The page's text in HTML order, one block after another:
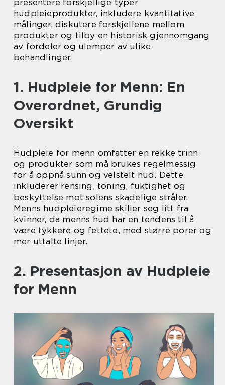
presentere forskjellige typer
hudpleieprodukter, inkludere kvantitative
målinger, diskutere forskjellene mellom
produkter og tilby en historisk gjennomgang
av fordeler og ulemper av ulike
behandlinger.
1. Hudpleie for Menn: En
Overordnet, Grundig
Oversikt
Hudpleie for menn omfatter en rekke trinn
og produkter som må brukes regelmessig
for å oppnå sunn og velstelt hud. Dette
inkluderer rensing, toning, fuktighet og
beskyttelse mot solens skadelige stråler.
Menns hudpleieregime skiller seg litt fra
kvinner, da menns hud har en tendens til å
være tykkere og fettete, med større porer og
mer uttalte linjer.
2. Presentasjon av Hudpleie
for Menn